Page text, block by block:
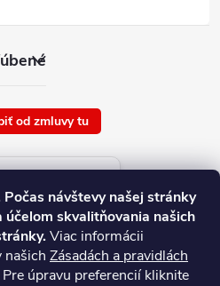
Počas návštevy našej stránky
skvalitňovania našich
Viac informácii
našich Zásadách a pravidlách
Pre úpravu preferencií kliknite
od zmluvy tu
ceny tovaru
: 8/8/2026